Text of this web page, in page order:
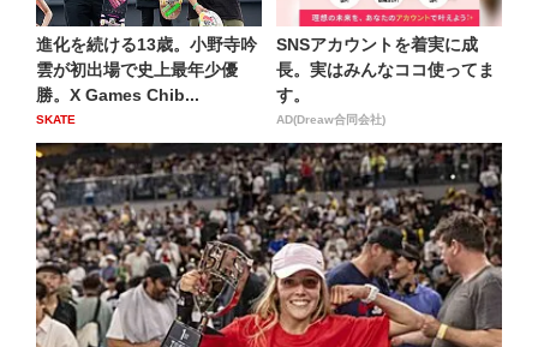
進化を続ける13歳。小野寺吟
雲が初出場で史上最年少優
勝。X Games Chib...
SKATE
SNSアカウントを着実に成
長。実はみんなココ使ってま
す。
AD(Dreaw合同会社)